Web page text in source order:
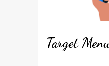
Target